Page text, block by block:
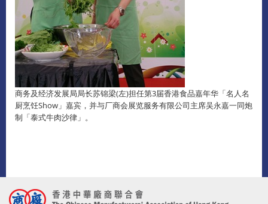
商务及经济发展局局长苏锦梁(左)担任第3届香港食品嘉年华「名人名
厨烹饪Show」嘉宾，并与厂商会展览服务有限公司主席吴永嘉一同炮
制「泰式牛肉沙律」。